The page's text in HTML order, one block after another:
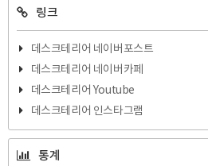
링크
데스크테리어 네이버포스트
데스크테리어 네이버카페
데스크테리어 Youtube
데스크테리어 인스타그램
통계